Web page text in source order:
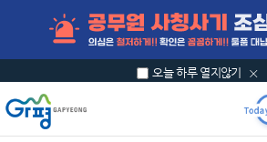
오늘 하루 열지않기